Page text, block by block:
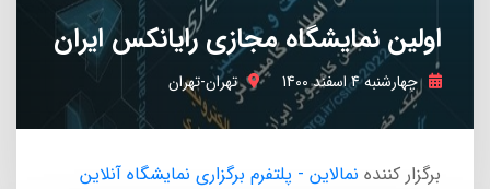
31 استارتاپ
اولین نمایشگاه مجازی رایانکس ایران
چهارشنبه 4 اسفند 1400 تهران-تهران
برگزار کننده نمالاین - پلتفرم برگزاری نمایشگاه آنلاین